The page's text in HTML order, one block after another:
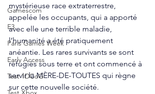
Gamescom
E3
Paris Games Week
Early Access
Test 1DCoG
mystérieuse race extraterrestre,
appelée les occupants, qui a apporté
avec elle une terrible maladie,
l’humanité a été pratiquement
anéantie. Les rares survivants se sont
réfugiés sous terre et ont commencé à
servir la MÈRE-DE-TOUTES qui règne
sur cette nouvelle société.